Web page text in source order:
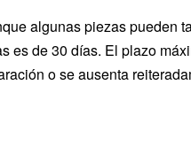
algunas piezas
es de 30 días. El plazo
o se ausenta